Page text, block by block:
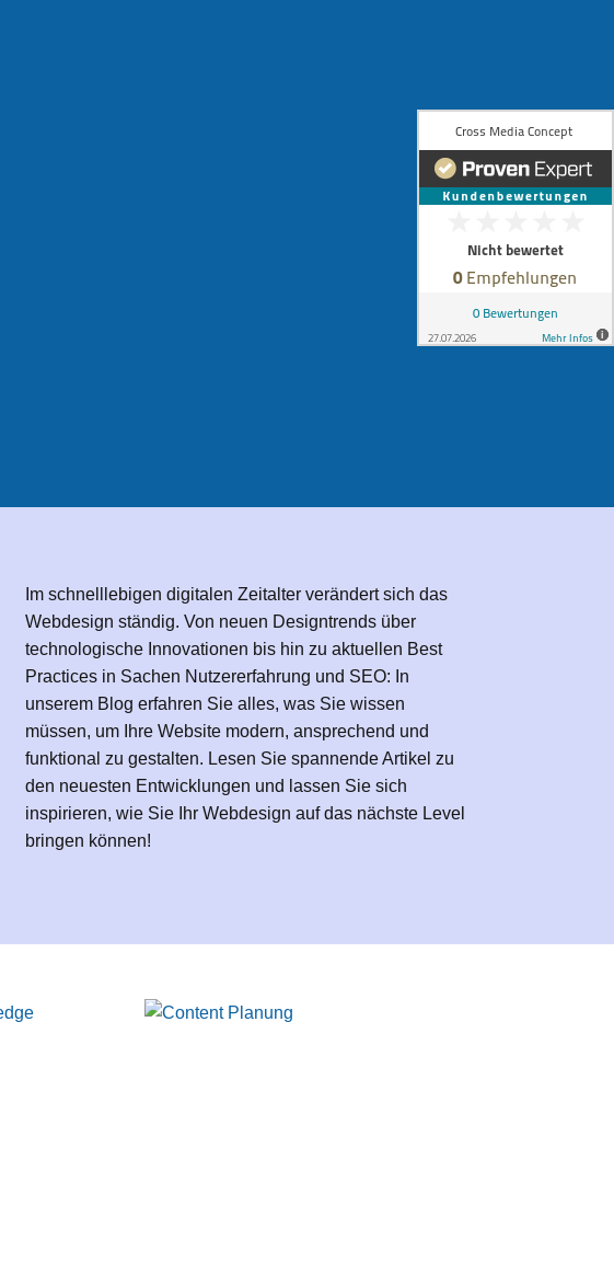
Im schnelllebigen digitalen Zeitalter verändert sich das
Webdesign ständig. Von neuen Designtrends über
technologische Innovationen bis hin zu aktuellen Best
Practices in Sachen Nutzererfahrung und SEO: In
unserem Blog erfahren Sie alles, was Sie wissen
müssen, um Ihre Website modern, ansprechend und
funktional zu gestalten. Lesen Sie spannende Artikel zu
den neuesten Entwicklungen und lassen Sie sich
inspirieren, wie Sie Ihr Webdesign auf das nächste Level
bringen können!